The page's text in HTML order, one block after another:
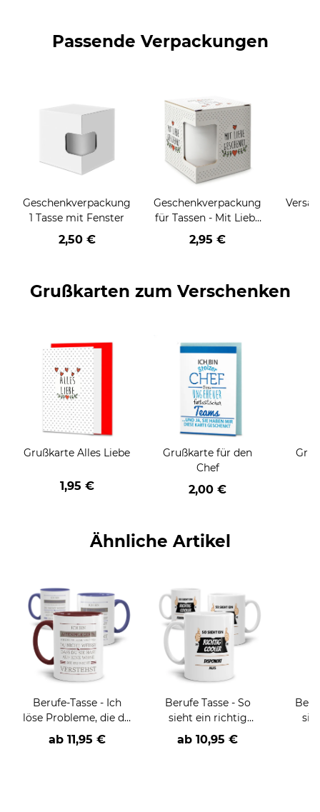
Passende Verpackungen
Geschenkverpackung
1 Tasse mit Fenster
2,50 €
Geschenkverpackung
für Tassen - Mit Liebe
geschenkt
2,95 €
Grußkarten zum Verschenken
Grußkarte Alles Liebe
1,95 €
Grußkarte für den
Chef
2,00 €
Ähnliche Artikel
Berufe-Tasse - Ich
löse Probleme, die du
nicht verstehst -
verschiedene Berufe
ab 11,95 €
Berufe Tasse - So
sieht ein richtig
cooler -BERUF- aus
ab 10,95 €